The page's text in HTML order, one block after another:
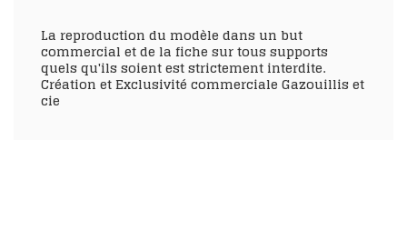
La reproduction du modèle dans un but
commercial et de la fiche sur tous supports
quels qu'ils soient est strictement interdite.
Création et Exclusivité commerciale Gazouillis et
cie